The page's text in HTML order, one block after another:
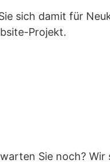
sich damit für
Projekt.
Sie noch? Wir